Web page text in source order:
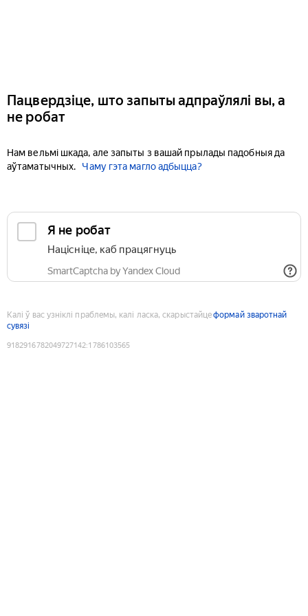
Пацвердзіце, што запыты адпраўлялі вы, а
не робат
Нам вельмі шкада, але запыты з вашай прылады падобныя да
аўтаматычных.
Чаму гэта магло адбыцца?
Я не робат
Націсніце, каб працягнуць
SmartCaptcha by Yandex Cloud
Калі ў вас узніклі праблемы, калі ласка, скарыстайцеформай зваротнай
сувязі
9182916782049727142:1786103565